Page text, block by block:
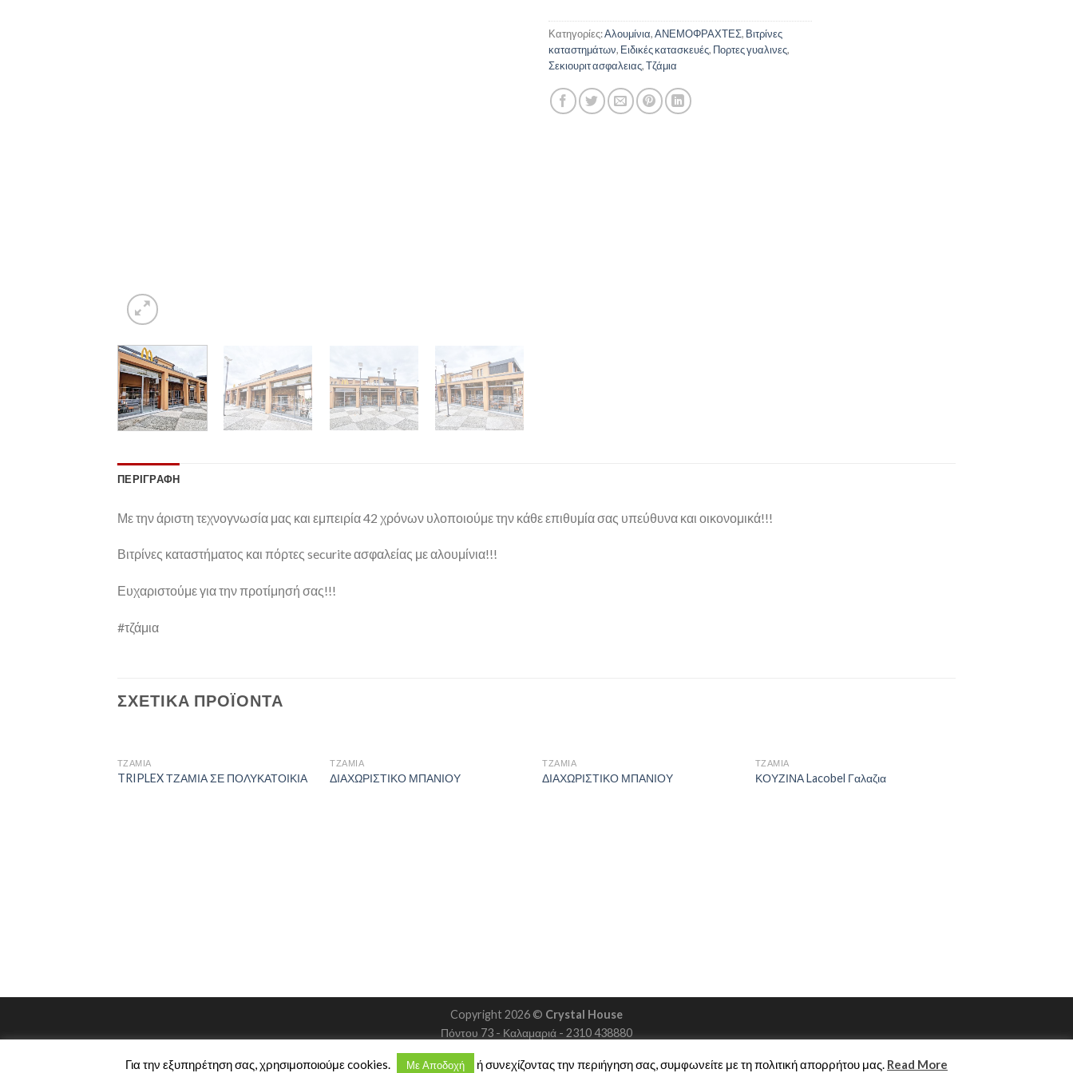
Κατηγορίες:Αλουμίνια,ΑΝΕΜΟΦΡΑΧΤΕΣ, Βιτρίνες
καταστημάτων, Ειδικές κατασκευές, Πορτες γυαλινες,
Σεκιουριτ ασφαλειας,Τζάμια
ΠΕΡΙΓΡΑΦΉ
Με την άριστη τεχνογνωσία μας και εμπειρία 42 χρόνων υλοποιούμε την κάθε επιθυμία σας υπεύθυνα και οικονομικά!!!
Βιτρίνες καταστήματος και πόρτες securite ασφαλείας με αλουμίνια!!!
Ευχαριστούμε για την προτίμησή σας!!!
#τζάμια
ΣΧΕΤΙΚΆ ΠΡΟΪΌΝΤΑ
ΤΖΆΜΙΑ
TRIPLEX ΤΖΑΜΙΑ ΣΕ ΠΟΛΥΚΑΤΟΙΚΙΑ
ΤΖΆΜΙΑ
ΔΙΑΧΩΡΙΣΤΙΚΟ ΜΠΑΝΙΟΥ
ΤΖΆΜΙΑ
ΔΙΑΧΩΡΙΣΤΙΚΟ ΜΠΑΝΙΟΥ
ΤΖΆΜΙΑ
ΚΟΥΖΙΝΑ Lacobel Γαλαζια
Copyright 2026 © Crystal House
Πόντου 73 - Καλαμαριά - 2310 438880
Για την εξυπηρέτηση σας, χρησιμοποιούμε cookies. Με Αποδοχή ή συνεχίζοντας την περιήγηση σας, συμφωνείτε με τη πολιτική απορρήτου μας. Read More